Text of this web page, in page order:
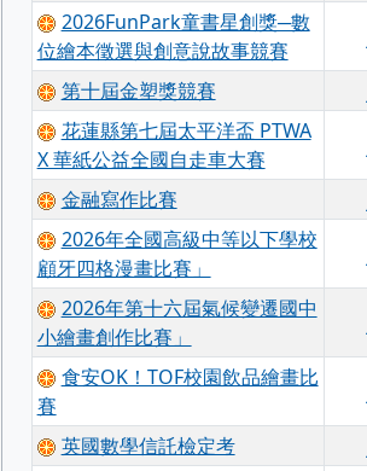
2026FunPark童書星創獎─數
位繪本徵選與創意說故事競賽
第十屆金塑獎競賽
花蓮縣第七屆太平洋盃 PTWA
X 華紙公益全國自走車大賽
金融寫作比賽
2026年全國高級中等以下學校
顧牙四格漫畫比賽」
2026年第十六屆氣候變遷國中
小繪畫創作比賽」
食安OK！TOF校園飲品繪畫比
賽
英國數學信託檢定考